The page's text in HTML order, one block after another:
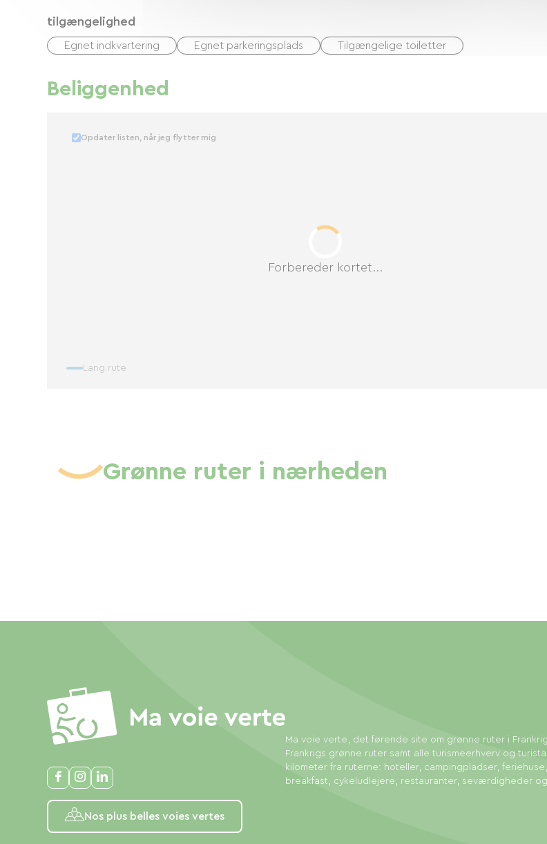
tilgængelighed
Egnet indkvartering Egnet parkeringsplads Tilgængelige toiletter
Beliggenhed
Forbereder kortet...
Opdater listen, når jeg flytter mig
Lang rute
Grønne ruter i nærheden
Nos plus belles voies vertes
Ma voie verte, det førende site om grønne ruter i
Frankrigs grønne ruter samt alle turismeerhverv og
kilometer fra ruterne: hoteller, campingpladser,
breakfast, cykeludlejere, restauranter, seværdigheder